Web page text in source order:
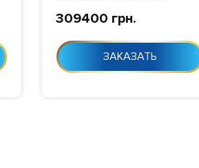
дня с момента заказа
309400 грн.
ЗАКАЗАТЬ